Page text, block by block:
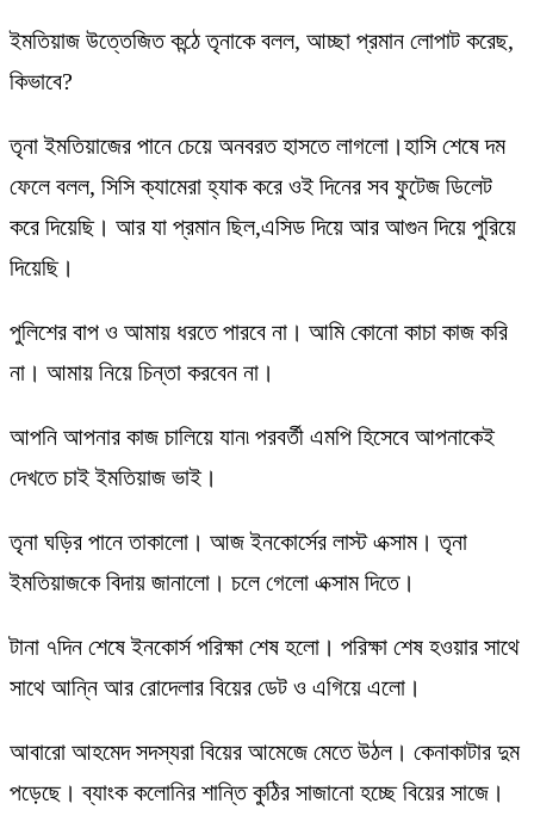
ইমতিয়াজ উত্তেজিত কন্ঠে তৃনাকে বলল, আচ্ছা প্রমান লোপাট করেছ,
কিভাবে?
তৃনা ইমতিয়াজের পানে চেয়ে অনবরত হাসতে লাগলো।হাসি শেষে দম
ফেলে বলল, সিসি ক্যামেরা হ্যাক করে ওই দিনের সব ফুটেজ ডিলেট
করে দিয়েছি। আর যা প্রমান ছিল,এসিড দিয়ে আর আগুন দিয়ে পুরিয়ে
দিয়েছি।
পুলিশের বাপ ও আমায় ধরতে পারবে না। আমি কোনো কাচা কাজ করি
না। আমায় নিয়ে চিন্তা করবেন না।
আপনি আপনার কাজ চালিয়ে যান৷ পরবর্তী এমপি হিসেবে আপনাকেই
দেখতে চাই ইমতিয়াজ ভাই।
তৃনা ঘড়ির পানে তাকালো। আজ ইনকোর্সের লাস্ট এক্সাম। তৃনা
ইমতিয়াজকে বিদায় জানালো। চলে গেলো এক্সাম দিতে।
টানা ৭দিন শেষে ইনকোর্স পরিক্ষা শেষ হলো। পরিক্ষা শেষ হওয়ার সাথে
সাথে আন্নি আর রোদেলার বিয়ের ডেট ও এগিয়ে এলো।
আবারো আহমেদ সদস্যরা বিয়ের আমেজে মেতে উঠল। কেনাকাটার দুম
পড়েছে। ব্যাংক কলোনির শান্তি কুঠির সাজানো হচ্ছে বিয়ের সাজে।